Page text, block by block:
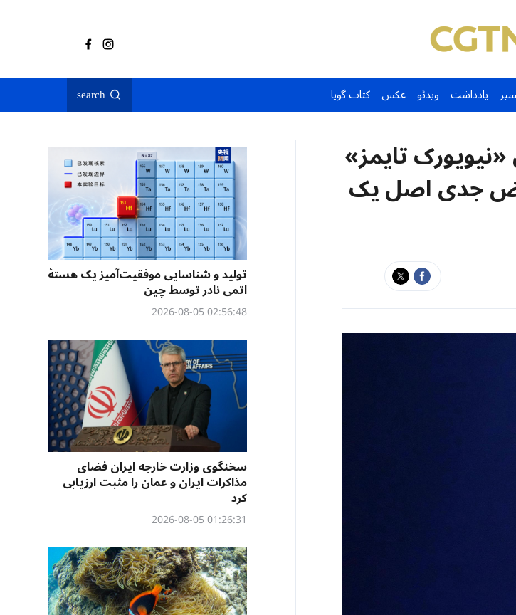
یادداشت ویدئو عکس کتاب گویا search
تایمز»
جدی اصل یک
تولید و شناسایی موفقیت‌آمیز یک هستهٔ
اتمی نادر توسط چین
02:56:48 2026-08-05
سخنگوی وزارت خارجه ایران فضای
مذاکرات ایران و عمان را مثبت ارزیابی
کرد
01:26:31 2026-08-05